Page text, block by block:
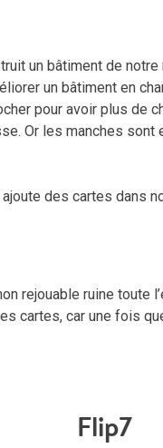
un bâtiment de
un bâtiment en
pour avoir plus de
Or les manches sont
des cartes dans
rejouable ruine toute
cartes, car une fois
Flip7